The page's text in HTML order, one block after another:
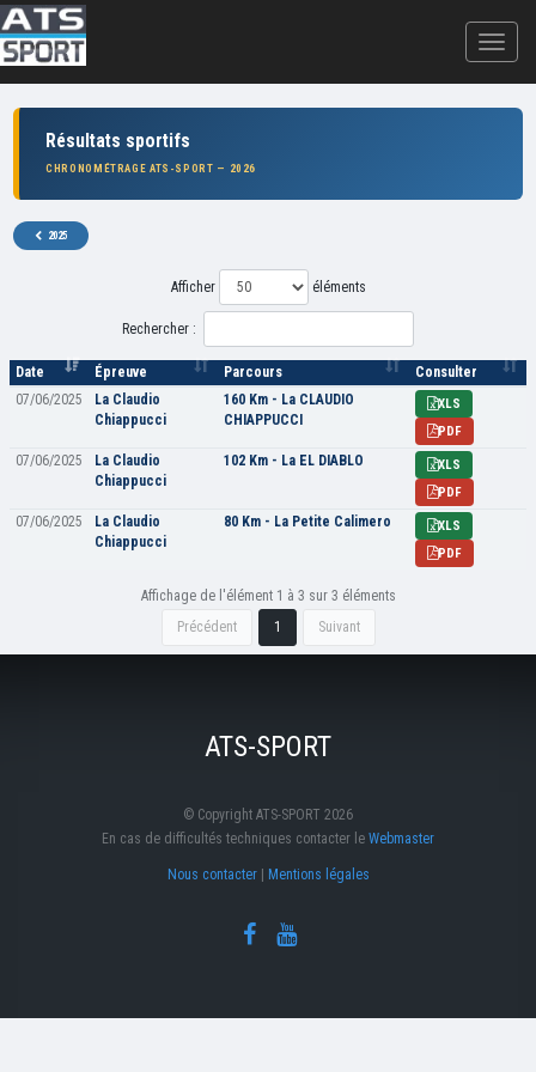
Résultats sportifs
CHRONOMÉTRAGE ATS-SPORT — 2026
2025
Afficher éléments
Rechercher :
Date Épreuve Parcours
Consulter
07/06/2025
La Claudio
Chiappucci
160 Km - La CLAUDIO
CHIAPPUCCI
XLS
PDF
07/06/2025
La Claudio
Chiappucci
102 Km - La EL DIABLO
XLS
PDF
07/06/2025
La Claudio
Chiappucci
80 Km - La Petite Calimero
XLS
PDF
Affichage de l'élément 1 à 3 sur 3 éléments
Précédent
1 Suivant
ATS-SPORT
© Copyright ATS-SPORT 2026
En cas de difficultés techniques contacter le Webmaster
Nous contacter| Mentions légales